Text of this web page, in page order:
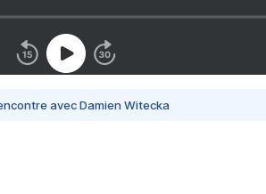
avec Damien Witecka